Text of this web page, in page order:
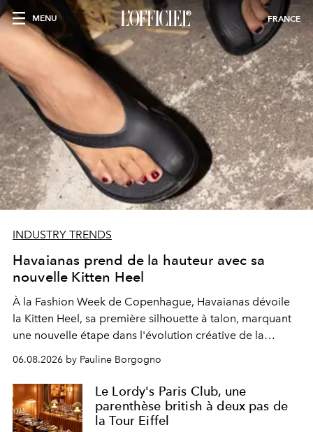
MENU FRANCE
INDUSTRY TRENDS
Havaianas prend de la hauteur avec sa
nouvelle Kitten Heel
À la Fashion Week de Copenhague, Havaianas dévoile
la Kitten Heel, sa première silhouette à talon, marquant
une nouvelle étape dans l'évolution créative de la
06.08.2026 by Pauline Borgogno
Le Lordy's Paris Club, une
parenthèse british à deux pas de
la Tour Eiffel